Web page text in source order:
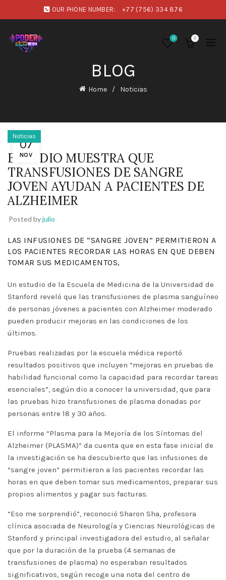
OUR PHONE NUMBER: +77 (756) 334 876
0 0
BLOG
Home Noticias
07
NOV
Noticias
ESTUDIO MUESTRA QUE
TRANSFUSIONES DE SANGRE
JOVEN AYUDAN A PACIENTES DE
ALZHEIMER
Posted byjulio
LAS INFUSIONES DE “SANGRE JOVEN” PERMITIERON A
LOS PACIENTES RECORDAR LAS HORAS EN QUE DEBEN
TOMAR SUS MEDICAMENTOS,
Un estudio de la Escuela de Medicina de la Universidad de
Stanford reveló que las transfusiones de plasma sanguíneo
de personas jóvenes a pacientes con Alzheimer moderado
pueden producir mejoras en las condiciones de los
últimos.
Pruebas realizadas por la escuela médica reportó
resultados positivos que incluyen “mejoras en pruebas de
habilidad funcional como la capacidad para recordar tareas
esenciales”, según dio a conocer la universidad, que para
las pruebas hizo transfusiones de plasma donadas por
personas entre 18 y 30 años.
El informe “Plasma para la Mejoría de los Síntomas del
Alzheimer (PLASMA)” da cuenta que en esta fase inicial de
la investigación se ha descubierto que las infusiones de
“sangre joven” permitieron a los pacientes recordar las
horas en que deben tomar sus medicamentos, preparar sus
propios alimentos y pagar sus facturas.
“Eso me sorprendió”, reconoció Sharon Sha, profesora
clínica asociada de Neurología y Ciencias Neurológicas de
Stanford y principal investigadora del estudio, al señalar
que por la duración de la prueba (4 semanas de
transfusiones de plasma) no esperaban resultados
significativos, según recoge una nota del centro de